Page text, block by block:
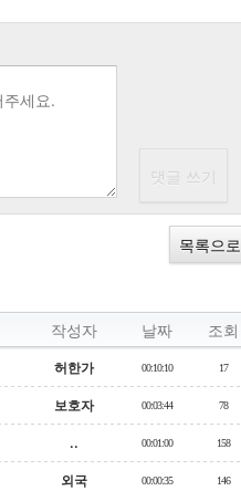
목록으로
작성자 날짜 조회
허한가 00:10:10 17
보호자 00:03:44 78
.. 00:01:00 158
외국 00:00:35 146